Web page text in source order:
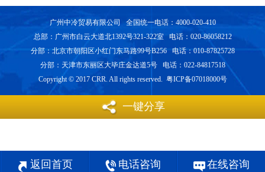
广州中冷贸易有限公司 全国统一电话：4000-020-410
总部：广州市白云大道北1392号321-322室 电话：020-86058212
分部：北京市朝阳区小红门东马路99号B256 电话：010-87825728
分部：天津市东丽区大毕庄金达道5号 电话：022-84817518
Copyright © 2017 CRR. All rights reserved. 粤ICP备07018000号
一键分享
返回首页 电话咨询 在线咨询